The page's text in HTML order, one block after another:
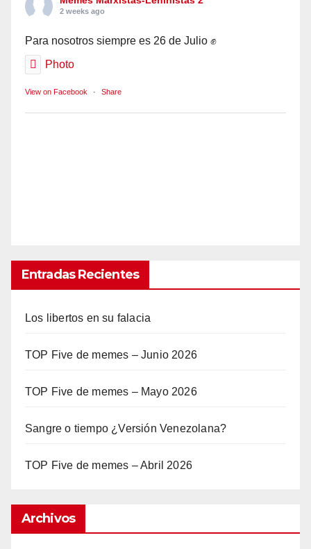
2 weeks ago
Para nosotros siempre es 26 de Julio ✊
Photo
View on Facebook · Share
Entradas Recientes
Los libertos en su falacia
TOP Five de memes – Junio 2026
TOP Five de memes – Mayo 2026
Sangre o tiempo ¿Versión Venezolana?
TOP Five de memes – Abril 2026
Archivos